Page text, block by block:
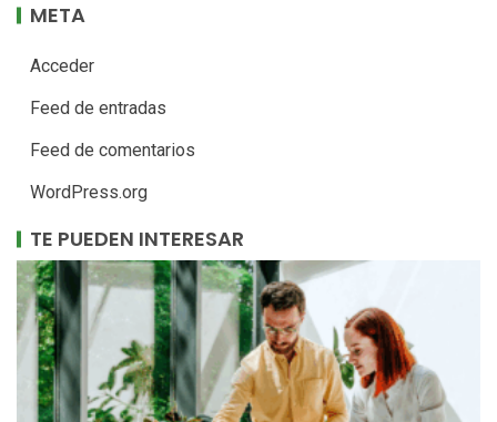
META
Acceder
Feed de entradas
Feed de comentarios
WordPress.org
TE PUEDEN INTERESAR